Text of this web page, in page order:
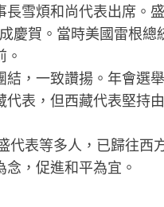
雪煩和尚代表出席。
慶賀。當時美國雷根
，一致讚揚。年會選
表，但西藏代表堅持
表等多人，已歸往西
，促進和平為宜。